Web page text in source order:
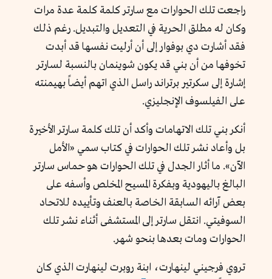
راجعت تلك الحوارات مع سارتر كلمة كلمة عدة مرات
وكان له مطلق الحرية في التعديل والتبديل. رغم ذلك
فقد أشارت دي بوفوار إلى أن أرليت نفسها قد أبدت
تخوفها من أن بني قد يكون شوينمان بالنسبة لسارتر
إشارة إلى سكرتير برتراند راسل الذي اتهم أيضاً بهيمنته
على الفيلسوف الإنجليزي.
أنكر بني تلك الاتهامات وأكد أن تلك كلمة سارتر الأخيرة
بل وأعاد نشر تلك الحوارات في كتاب سمي «الأمل
الآن». ما أثار الجدل في تلك الحوارات هو حماس سارتر
البالغ باليهودية وبفكرة المسيح المخلص وأسفه على
بعض آرائه السابقة الخاصة بالعنف وتأييده للاتحاد
السوفيتي. انتقل سارتر إلى المستشفى أثناء نشر تلك
الحوارات ومات بعدها بنحو شهر.
تروي فرجيني لينهارت، ابنة روبرت لينهارت الذي كان